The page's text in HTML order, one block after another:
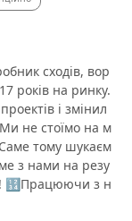
сходів, вор
років на ринку.
і змінил
Ми не стоїмо на м
тому шукаєм
з нами на резу
🔢Працюючи з н